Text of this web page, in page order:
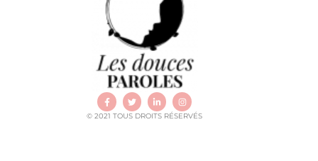
© 2021 TOUS DROITS RÉSERVÉS